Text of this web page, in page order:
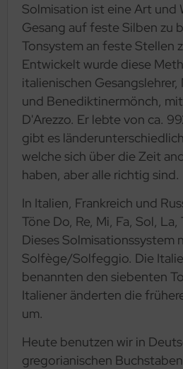
Solmisation ist eine Art und
Gesang auf feste Silben zu
Tonsystem an feste Stellen
Entwickelt wurde diese
italienischen
und Benediktinermönch,
D'Arezzo. Er lebte von ca.
gibt es
welche sich über die Zeit
haben, aber alle richtig sind.
In Italien, Frankreich und
Töne Do, Re, Mi, Fa, Sol,
Dieses Solmisationssystem
Solfège/Solfeggio. Die
benannten den siebenten
Italiener änderten die
um.
Heute benutzen wir in
gregorianischen